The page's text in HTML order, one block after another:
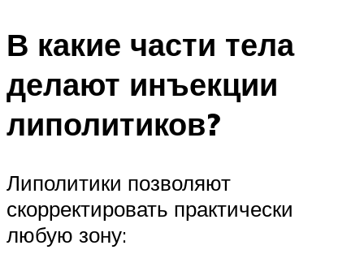
В какие части тела
делают инъекции
липолитиков?
Липолитики позволяют
скорректировать практически
любую зону: